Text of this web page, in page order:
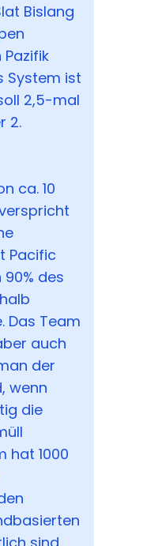
Bislang
System ist
2,5-mal
2.
ca. 10
Pacific
des
Das Team
auch
der
wenn
die
hat 1000